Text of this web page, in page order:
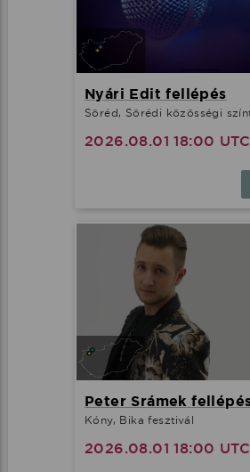
Nyári Edit fellépés
Söréd, Sörédi közösségi
2026.08.01 18:00
Peter Srámek
Kóny, Bika fesztivál
2026.08.01 18:00